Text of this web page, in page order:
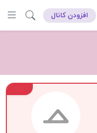
افزودن کانال